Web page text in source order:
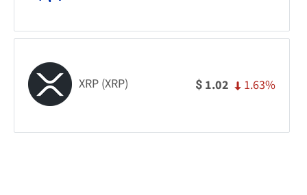
XRP (XRP) $ 1.02 1.63%